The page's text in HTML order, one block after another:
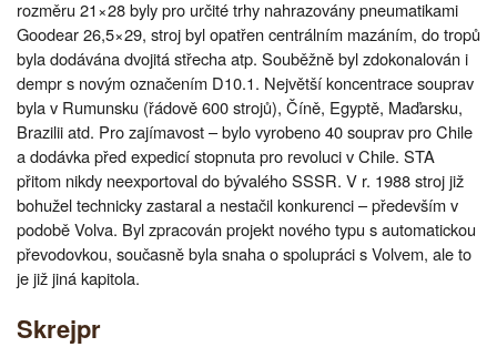
rozměru 21×28 byly pro určité trhy nahrazovány pneumatikami
Goodear 26,5×29, stroj byl opatřen centrálním mazáním, do tropů
byla dodávána dvojitá střecha atp. Souběžně byl zdokonalován i
dempr s novým označením D10.1. Největší koncentrace souprav
byla v Rumunsku (řádově 600 strojů), Číně, Egyptě, Maďarsku,
Brazilii atd. Pro zajímavost – bylo vyrobeno 40 souprav pro Chile
a dodávka před expedicí stopnuta pro revoluci v Chile. STA
přitom nikdy neexportoval do bývalého SSSR. V r. 1988 stroj již
bohužel technicky zastaral a nestačil konkurenci – především v
podobě Volva. Byl zpracován projekt nového typu s automatickou
převodovkou, současně byla snaha o spolupráci s Volvem, ale to
je již jiná kapitola.
Skrejpr